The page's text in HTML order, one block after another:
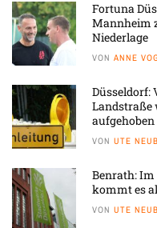
Fortuna
Mannheim
Niederlage
VON ANNE
Düsseldorf:
Landstraße
aufgehoben
VON UTE
Benrath: Im
kommt es
VON UTE